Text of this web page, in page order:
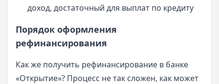
доход, достаточный для выплат по кредиту
Порядок оформления
рефинансирования
Как же получить рефинансирование в банке
«Открытие»? Процесс не так сложен, как может